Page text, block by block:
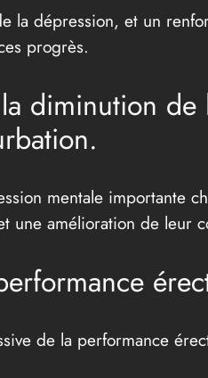
la dépression, et un
progrès.
diminution de
mentale importante
une amélioration de leur
de la performance